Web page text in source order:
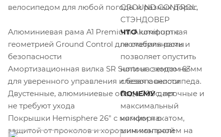
велосипедом для любой погоды и разных дорог.
Алюминиевая рама A1 Premium Aluminum с
геометрией Ground Control для стабильности и
безопасности
Амортизационная вилка SR Suntour с ходом 63мм
для уверенного управления и безопасности
Двустенные, алюминиевые обода 700c, прочные и
не требуют ухода
Покрышки Hemisphere 26" с мягким накатом,
защитой от проколов и хорошим контролем на
GROUND CONTROL,
СТЭНДОВЕР
ЧТОкомфортная
геометрия рамы
позволяет опустить
ноги на землю не
слезая с велосипеда.
ПОЧЕМУдает
максимальный
комфорт с
минимальной